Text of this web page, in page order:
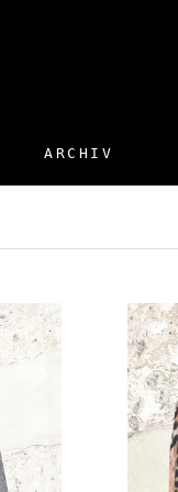
ARCHIV